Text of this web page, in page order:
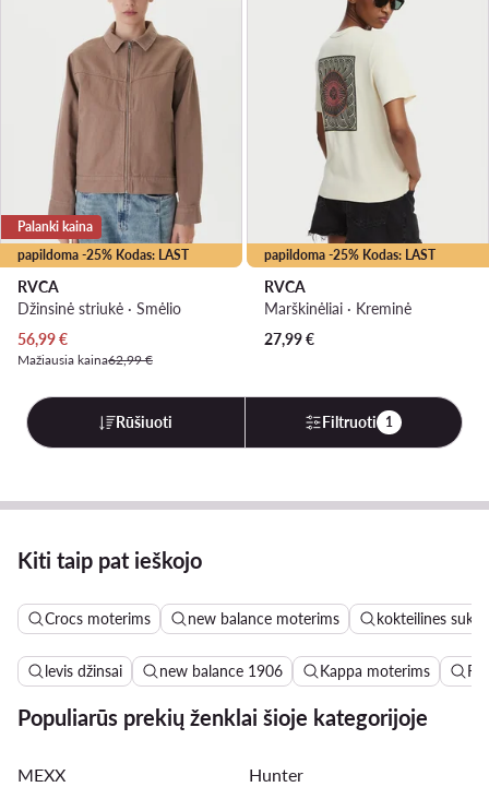
papildoma -25% Kodas: LAST
Palanki kaina
RVCA
Džinsinė striukė · Smėlio
Dabartinė kaina
56,99€
Mažiausia kaina62,99 €
papildoma -25% Kodas: LAST
RVCA
Marškinėliai · Kreminė
27,99€
Rūšiuoti Filtruoti 1
Kiti taip pat ieškojo
Crocs moterims new balance moterims kokteilines
levis džinsai new balance 1906 Kappa moterims
Populiarūs prekių ženklai šioje kategorijoje
MEXX Hunter